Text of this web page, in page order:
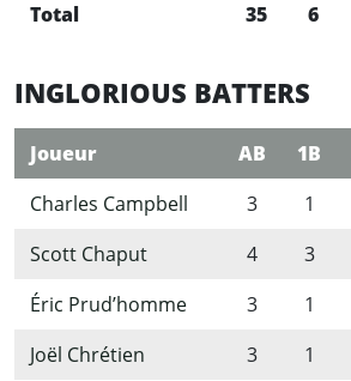
Total
35 6
INGLORIOUS BATTERS
Joueur AB 1B
Charles Campbell
3 1
Scott Chaput
4 3
Éric Prud’homme
3 1
Joël Chrétien
3 1